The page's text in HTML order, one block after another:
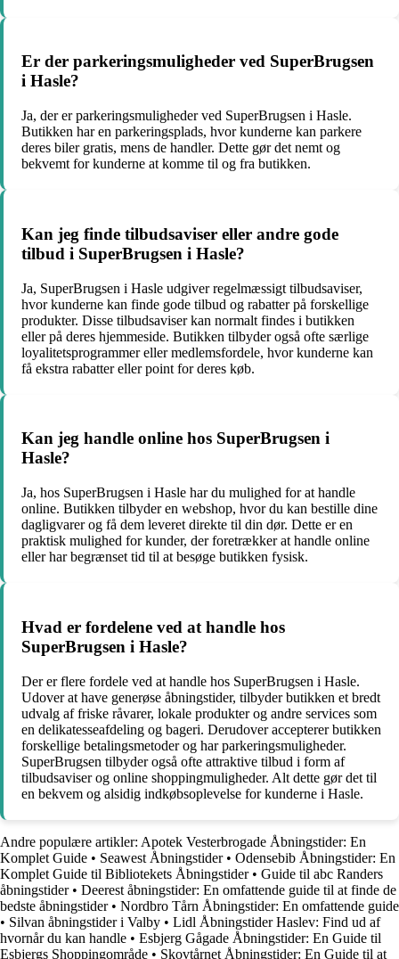
Er der parkeringsmuligheder ved SuperBrugsen
i Hasle?
Ja, der er parkeringsmuligheder ved SuperBrugsen i Hasle.
Butikken har en parkeringsplads, hvor kunderne kan parkere
deres biler gratis, mens de handler. Dette gør det nemt og
bekvemt for kunderne at komme til og fra butikken.
Kan jeg finde tilbudsaviser eller andre gode
tilbud i SuperBrugsen i Hasle?
Ja, SuperBrugsen i Hasle udgiver regelmæssigt tilbudsaviser,
hvor kunderne kan finde gode tilbud og rabatter på forskellige
produkter. Disse tilbudsaviser kan normalt findes i butikken
eller på deres hjemmeside. Butikken tilbyder også ofte særlige
loyalitetsprogrammer eller medlemsfordele, hvor kunderne kan
få ekstra rabatter eller point for deres køb.
Kan jeg handle online hos SuperBrugsen i
Hasle?
Ja, hos SuperBrugsen i Hasle har du mulighed for at handle
online. Butikken tilbyder en webshop, hvor du kan bestille dine
dagligvarer og få dem leveret direkte til din dør. Dette er en
praktisk mulighed for kunder, der foretrækker at handle online
eller har begrænset tid til at besøge butikken fysisk.
Hvad er fordelene ved at handle hos
SuperBrugsen i Hasle?
Der er flere fordele ved at handle hos SuperBrugsen i Hasle.
Udover at have generøse åbningstider, tilbyder butikken et bredt
udvalg af friske råvarer, lokale produkter og andre services som
en delikatesseafdeling og bageri. Derudover accepterer butikken
forskellige betalingsmetoder og har parkeringsmuligheder.
SuperBrugsen tilbyder også ofte attraktive tilbud i form af
tilbudsaviser og online shoppingmuligheder. Alt dette gør det til
en bekvem og alsidig indkøbsoplevelse for kunderne i Hasle.
Andre populære artikler: Apotek Vesterbrogade Åbningstider: En
Komplet Guide • Seawest Åbningstider• Odensebib Åbningstider: En
Komplet Guide til Bibliotekets Åbningstider• Guide til abc Randers
åbningstider• Deerest åbningstider: En omfattende guide til at finde de
bedste åbningstider• Nordbro Tårn Åbningstider: En omfattende guide
• Silvan åbningstider i Valby • Lidl Åbningstider Haslev: Find ud af
hvornår du kan handle • Esbjerg Gågade Åbningstider: En Guide til
Esbjergs Shoppingområde • Skovtårnet Åbningstider: En Guide til at